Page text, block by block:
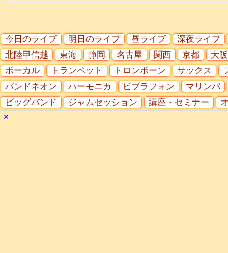
今日のライブ 明日のライブ 昼ライブ
深夜ライブ
北陸甲信越
東海 静岡 名古屋 関西 京都
大阪
ボーカル
トランペット トロンボーン サックス
バンドネオン
ハーモニカ ビブラフォン
マリンバ
ビッグバンド
ジャムセッション 講座・セミナー
✕